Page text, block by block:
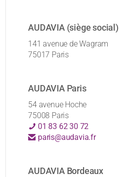
AUDAVIA (siège social)
141 avenue de Wagram
75017 Paris
AUDAVIA Paris
54 avenue Hoche
75008 Paris
01 83 62 30 72
paris@audavia.fr
AUDAVIA Bordeaux